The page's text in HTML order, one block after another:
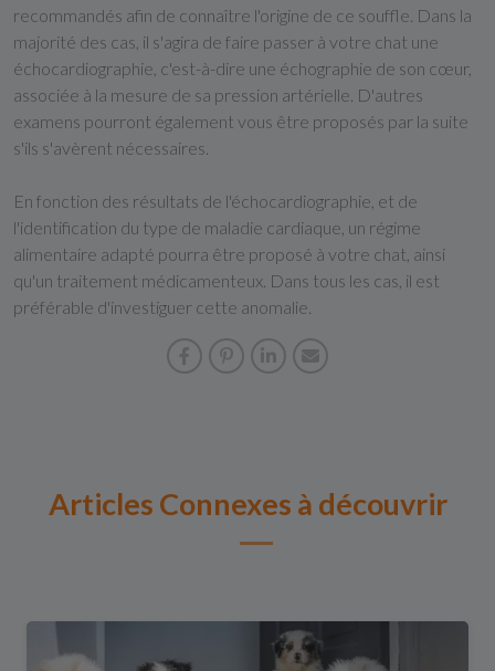
recommandés afin de connaître l'origine de ce souffle. Dans la
majorité des cas, il s'agira de faire passer à votre chat une
échocardiographie, c'est-à-dire une échographie de son cœur,
associée à la mesure de sa pression artérielle. D'autres
examens pourront également vous être proposés par la suite
s'ils s'avèrent nécessaires.
En fonction des résultats de l'échocardiographie, et de
l'identification du type de maladie cardiaque, un régime
alimentaire adapté pourra être proposé à votre chat, ainsi
qu'un traitement médicamenteux. Dans tous les cas, il est
préférable d'investiguer cette anomalie.
Articles Connexes à découvrir